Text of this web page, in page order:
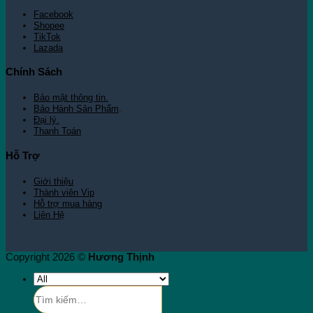
Facebook
Shopee
TikTok
Lazada
Chính Sách
Bảo mật thông tin.
Bảo Hành Sản Phẩm.
Đại lý.
Thanh Toán
Hỗ Trợ
Giới thiệu
Thành viên Vip
Hỗ trợ mua hàng
Liên Hệ
Copyright 2026 © Hương Thịnh
Tìm
kiếm: